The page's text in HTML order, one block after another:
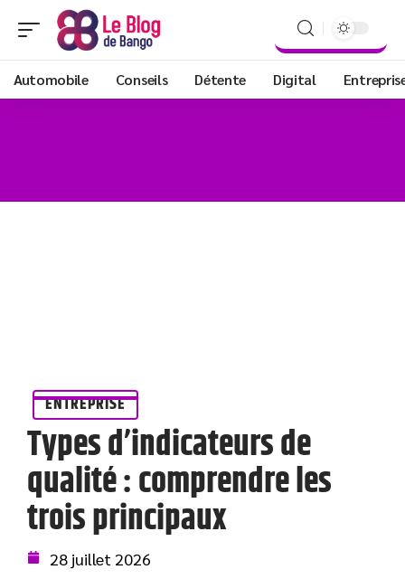
Automobile Conseils Détente Digital
ENTREPRISE
Types d’indicateurs de
qualité : comprendre les
trois principaux
28 juillet 2026